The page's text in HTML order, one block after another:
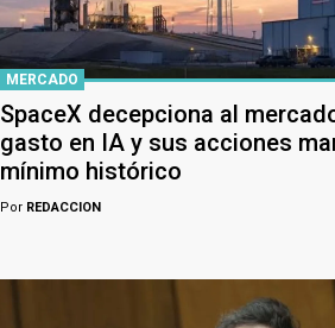
MERCADO
SpaceX decepciona al
gasto en IA y sus acciones
mínimo histórico
Por REDACCION